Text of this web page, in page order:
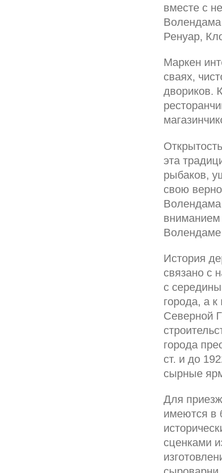
вместе с
Волендама
Ренуар,
Маркен
сваях,
двориков.
эта
рыбаков,
свою
Волендама
вниманием
Волендаме
История
связано с
с
города, а
Северной
города
ст. и до
сырные
Для
имеются в
сценками